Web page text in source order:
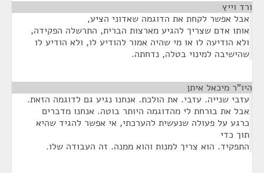
ורד וייץ
אבל אפשר לקחת את הדוגמה שאדוני הציע,
אותו אדם שצריך להגיע מארצות הברית, התרשלה הפקידה,
ולא הודיעה לו או מי שהיה אמור להודיע לו, ולא הודיע לו
שהישיבה למינוי בטלה, נדחתה.
היו"ר מיכאל איתן
עזבי שנייה. עזבי. את הולכת. אנחנו נגיע גם לדוגמה הזאת.
אבל את בורחת לי מהדוגמה היותר בוטה. אנחנו מדברים
כרגע על פעולה שנעשית להערכתי, אי אפשר להגיד שהיא
תוך כדי
התפקיד. הוא צריך למנות והוא ממנה. זה העבודה שלו.